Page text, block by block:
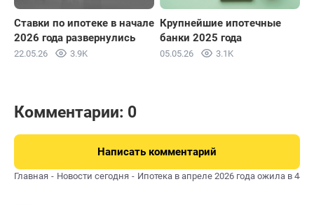
Ставки по ипотеке в начале
2026 года развернулись
22.05.26 3.9K
Крупнейшие ипотечные
банки 2025 года
05.05.26 3.1K
Комментарии: 0
Написать комментарий
Главная Новости сегодня Ипотека в апреле 2026 года ожила в 44